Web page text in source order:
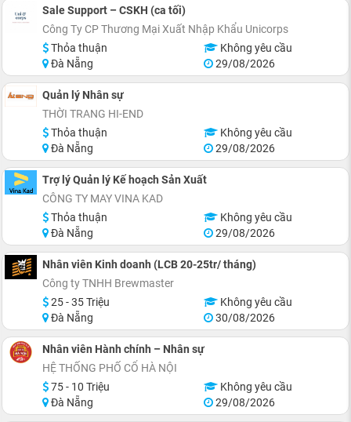
Sale Support – CSKH (ca tối)
Công Ty CP Thương Mại Xuất Nhập Khẩu Unicorps
Thỏa thuận
Không yêu cầu
Đà Nẵng
29/08/2026
Quản lý Nhân sự
THỜI TRANG HI-END
Thỏa thuận
Không yêu cầu
Đà Nẵng
29/08/2026
Trợ lý Quản lý Kế hoạch Sản Xuất
CÔNG TY MAY VINA KAD
Thỏa thuận
Không yêu cầu
Đà Nẵng
29/08/2026
Nhân viên Kinh doanh (LCB 20-25tr/ tháng)
Công ty TNHH Brewmaster
25 - 35 Triệu
Không yêu cầu
Đà Nẵng
30/08/2026
Nhân viên Hành chính – Nhân sự
HỆ THỐNG PHỐ CỔ HÀ NỘI
75 - 10 Triệu
Không yêu cầu
Đà Nẵng
29/08/2026